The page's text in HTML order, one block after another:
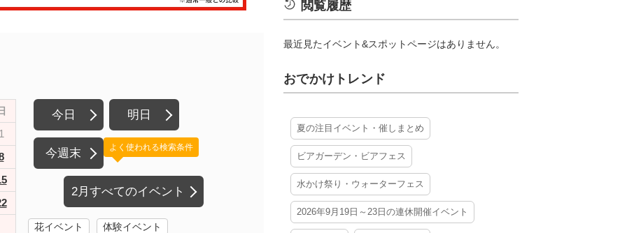
今日 明日
今週末
2月すべてのイベント
よく使われる検索条件
花イベント
体験イベント
閲覧履歴
最近見たイベント&スポットページはありません。
おでかけトレンド
夏の注目イベント・催しまとめ
ビアガーデン・ビアフェス
水かけ祭り・ウォーターフェス
2026年9月19日～23日の連休開催イベント